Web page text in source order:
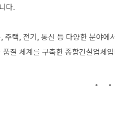
다.
주택, 전기, 통신 등 다양한 분야에
품질 체계를 구축한 종합건설업체